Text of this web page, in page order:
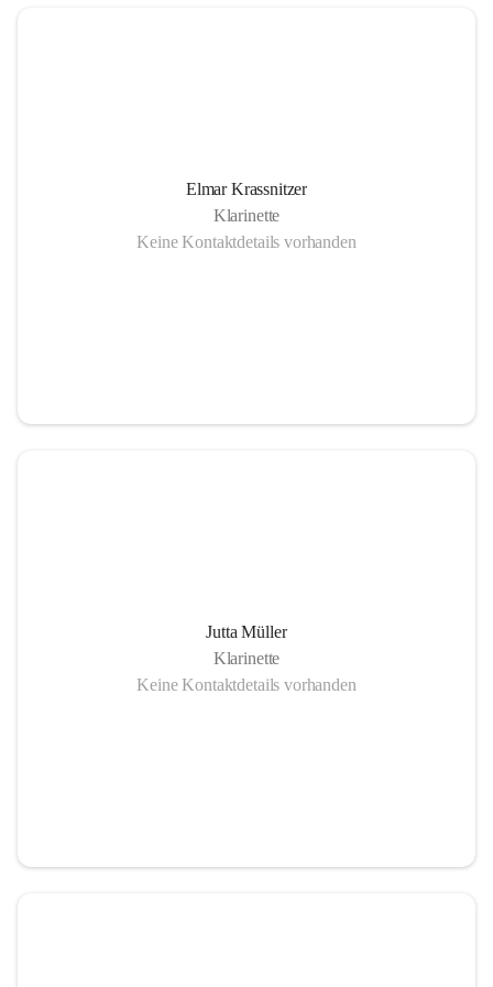
Elmar Krassnitzer
Klarinette
Keine Kontaktdetails vorhanden
Jutta Müller
Klarinette
Keine Kontaktdetails vorhanden